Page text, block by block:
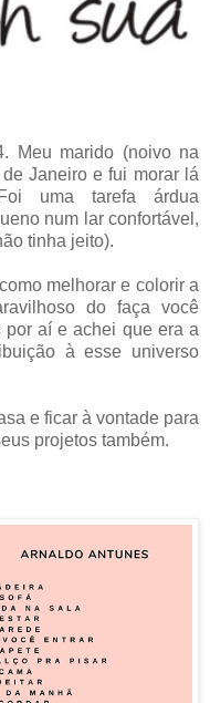
Meu marido (noivo na
Janeiro e fui morar lá
uma tarefa árdua
num lar confortável,
tinha jeito).
melhorar e colorir a
do faça você
por aí e achei que era a
à esse universo
e ficar à vontade para
projetos também.